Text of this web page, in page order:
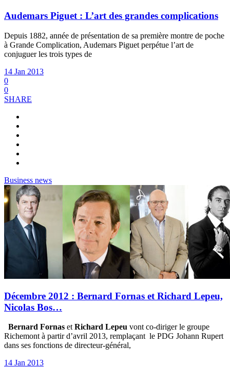
Audemars Piguet : L’art des grandes complications
Depuis 1882, année de présentation de sa première montre de poche
à Grande Complication, Audemars Piguet perpétue l’art de
conjuguer les trois types de
14 Jan 2013
0
0
SHARE
Business news
Décembre 2012 : Bernard Fornas et Richard Lepeu,
Nicolas Bos…
Bernard Fornas et Richard Lepeu vont co-diriger le groupe
Richemont à partir d’avril 2013, remplaçant le PDG Johann Rupert
dans ses fonctions de directeur-général,
14 Jan 2013